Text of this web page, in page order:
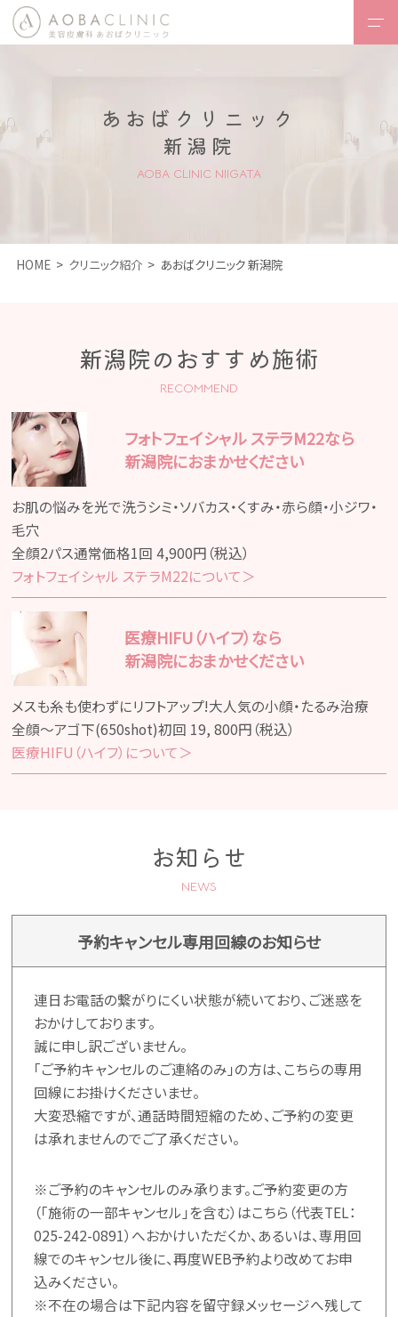
あおばクリニックとは ・コンセプト
- フェイスデザイン
内服治療
Q&A初めての方へ
クリニック紹介
未成年者施術同意書ダウンロードページ
キャンセル料の設定についてのご案内
キャンセル枠予約サイト
採用情報・看護師募集
電話相談実施中
あおばクリニック
新潟院
AOBA CLINIC NIIGATA
HOME クリニック紹介 あおばクリニック 新潟院
新潟院のおすすめ施術
RECOMMEND
フォトフェイシャル ステラM22なら
新潟院におまかせください
お肌の悩みを光で洗うシミ・ソバカス・くすみ・赤ら顔・小ジワ・
毛穴
全顔2パス通常価格1回 4,900円（税込）
フォトフェイシャル ステラM22について＞
医療HIFU（ハイフ）なら
新潟院におまかせください
メスも糸も使わずにリフトアップ!大人気の小顔・たるみ治療
全顔～アゴ下(650shot)初回 19, 800円（税込）
医療HIFU（ハイフ）について＞
お知らせ
NEWS
予約キャンセル専用回線のお知らせ
連日お電話の繋がりにくい状態が続いており、ご迷惑を
おかけしております。
誠に申し訳ございません。
「ご予約キャンセルのご連絡のみ」の方は、こちらの専用
回線にお掛けくださいませ。
大変恐縮ですが、通話時間短縮のため、ご予約の変更
は承れませんのでご了承ください。
※ご予約のキャンセルのみ承ります。ご予約変更の方
（「施術の一部キャンセル」を含む）はこちら（代表TEL：
025-242-0891）へおかけいただくか、あるいは、専用回
線でのキャンセル後に、再度WEB予約より改めてお申
込みください。
※不在の場合は下記内容を留守録メッセージへ残して